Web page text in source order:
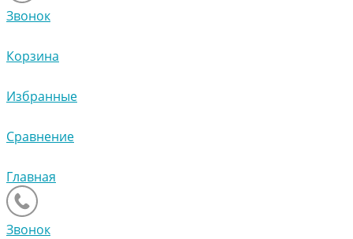
Звонок
Корзина
Избранные
Сравнение
Главная
Звонок